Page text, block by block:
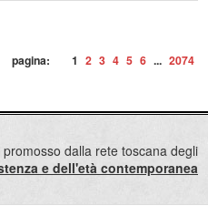
pagina: 1 2 3 4 5 6 ... 2074
promosso dalla rete toscana degli
e dell'età contemporanea